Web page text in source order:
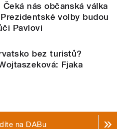
nás občanská válka
volby budou
Pavlovi
bez turistů?
Fjaka
na DABu